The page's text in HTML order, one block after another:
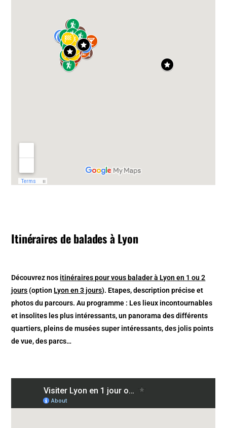
Itinéraires de balades à Lyon
Découvrez nos itinéraires pour vous balader à Lyon en 1 ou 2
jours(option Lyon en 3 jours). Etapes, description précise et
photos du parcours. Au programme : Les lieux incontournables
et insolites les plus intéressants, un panorama des différents
quartiers, pleins de musées super intéressants, des jolis points
de vue, des parcs…